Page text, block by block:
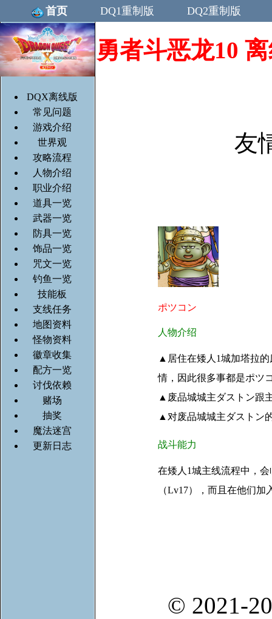
首页 DQ1重制版 DQ2重制版
DQX离线版
常见问题
游戏介绍
世界观
攻略流程
人物介绍
职业介绍
道具一览
武器一览
防具一览
饰品一览
咒文一览
钓鱼一览
技能板
支线任务
地图资料
怪物资料
徽章收集
配方一览
讨伐依赖
赌场
抽奖
魔法迷宫
更新日志
勇者斗恶龙10
友
ポツコン
人物介绍
▲居住在矮人1城加塔拉
情，因此很多事都是ポツ
▲废品城城主ダストン跟
▲对废品城城主ダストン
战斗能力
在矮人1城主线流程中，
（Lv17），而且在他们
© 2021-